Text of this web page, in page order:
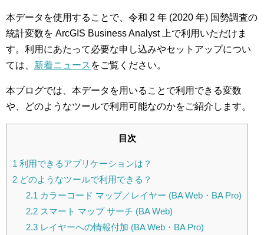
本データを使用することで、令和 2 年 (2020 年) 国勢調査の
統計変数を ArcGIS Business Analyst 上で利用いただけま
す。利用にあたって必要な申し込みやセットアップについ
ては、 新着ニュース をご覧ください。
本ブログでは、本データを用いることで利用できる変数
や、どのようなツールで利用可能なのかをご紹介します。
目次
1 利用できるアプリケーションは？
2 どのようなツールで利用できる？
2.1 カラーコード マップ／レイヤー (BA Web・BA Pro)
2.2スマート マップ サーチ (BA Web)
2.3レイヤーへの情報付加 (BA Web・BA Pro)